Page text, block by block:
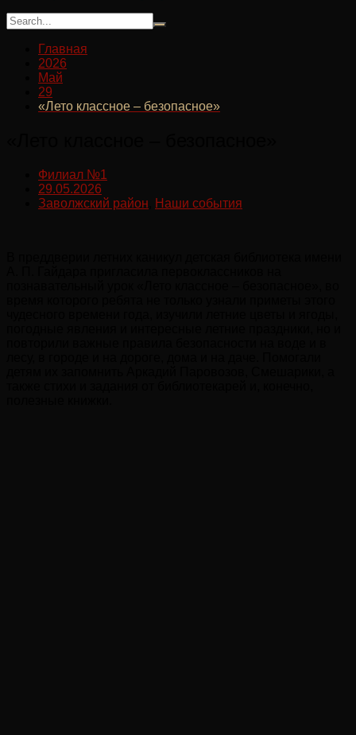
Главная
2026
Май
29
«Лето классное – безопасное»
Филиал №1
29.05.2026
Заволжский район
Наши события